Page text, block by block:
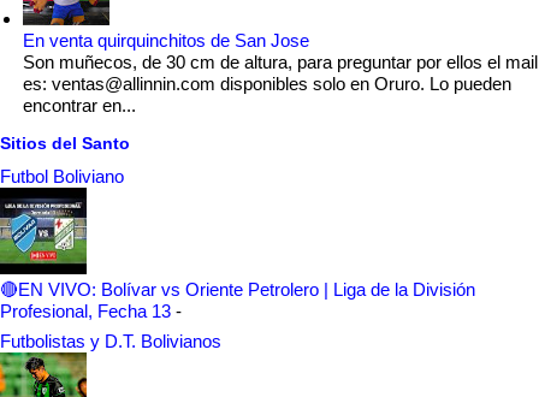
En venta quirquinchitos de San Jose
Son muñecos, de 30 cm de altura, para preguntar por ellos el mail
es: ventas@allinnin.com disponibles solo en Oruro. Lo pueden
encontrar en...
Sitios del Santo
Futbol Boliviano
🔴EN VIVO: Bolívar vs Oriente Petrolero | Liga de la División
Profesional, Fecha 13 -
Futbolistas y D.T. Bolivianos